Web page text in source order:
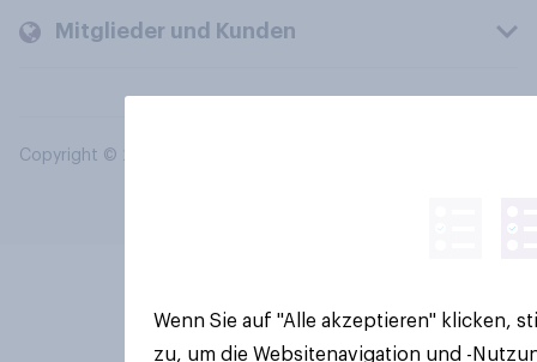
Mitglieder und Kunden
Copyright © 2026 YouGov PLC. Alle Rechte vorbehalten.
Wenn Sie auf "Alle akzeptieren" klicken,
zu, um die Websitenavigation und -